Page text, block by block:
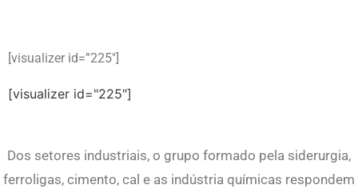
[visualizer id=”225″]
[visualizer id="225"]
Dos setores industriais, o grupo formado pela siderurgia,
ferroligas, cimento, cal e as indústria químicas respondem